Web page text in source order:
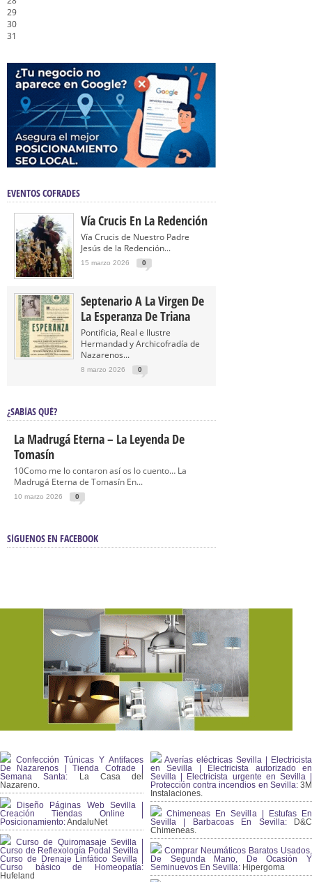
29
30
31
EVENTOS COFRADES
Vía Crucis En La Redención
Vía Crucis de Nuestro Padre
Jesús de la Redención...
15 marzo 2026 0
Septenario A La Virgen De
La Esperanza De Triana
Pontificia, Real e Ilustre
Hermandad y Archicofradía de
Nazarenos...
8 marzo 2026 0
¿SABÍAS QUÉ?
La Madrugá Eterna – La Leyenda De
Tomasín
10Como me lo contaron así os lo cuento… La
Madrugá Eterna de Tomasín En...
10 marzo 2026 0
SÍGUENOS EN FACEBOOK
Confección Túnicas Y Antifaces
De Nazarenos | Tienda Cofrade |
Semana Santa: La Casa del
Nazareno.
Diseño Páginas Web Sevilla |
Creación Tiendas Online |
Posicionamiento:AndaluNet
Curso de Quiromasaje Sevilla |
Curso de Reflexología Podal Sevilla |
Curso de Drenaje Linfático Sevilla |
Curso básico de Homeopatía:
Hufeland
Averías eléctricas Sevilla | Electricista
en Sevilla | Electricista autorizado en
Sevilla | Electricista urgente en Sevilla |
Protección contra incendios en Sevilla:3M
Instalaciones.
Chimeneas En Sevilla | Estufas En
Sevilla | Barbacoas En Sevilla:D&C
Chimeneas.
Comprar Neumáticos Baratos Usados,
De Segunda Mano, De Ocasión Y
Seminuevos En Sevilla: Hipergoma